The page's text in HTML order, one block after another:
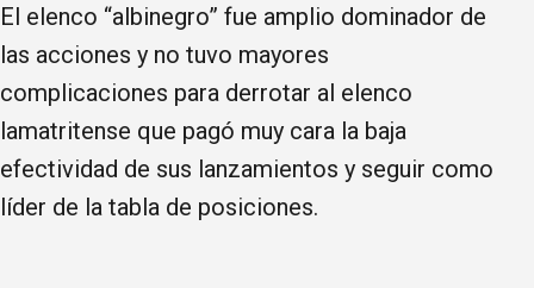
El elenco “albinegro” fue amplio dominador de
las acciones y no tuvo mayores
complicaciones para derrotar al elenco
lamatritense que pagó muy cara la baja
efectividad de sus lanzamientos y seguir como
líder de la tabla de posiciones.